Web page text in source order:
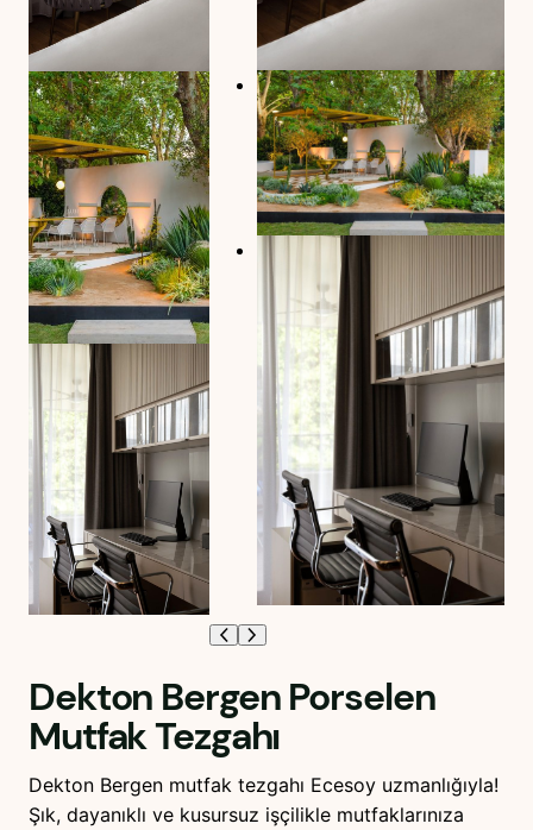
Dekton Bergen Porselen
Mutfak Tezgahı
Dekton Bergen mutfak tezgahı Ecesoy uzmanlığıyla!
Şık, dayanıklı ve kusursuz işçilikle mutfaklarınıza